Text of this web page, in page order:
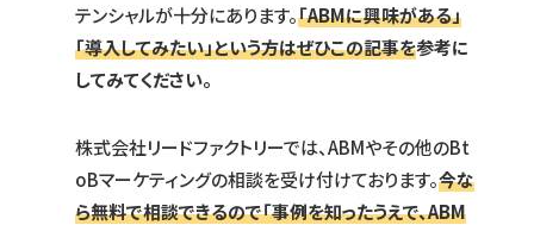
テンシャルが十分にあります。「ABMに興味がある」
「導入してみたい」という方はぜひこの記事を参考に
してみてください。
株式会社リードファクトリーでは、ABMやその他のBt
oBマーケティングの相談を受け付けております。今な
ら無料で相談できるので「事例を知ったうえで、ABM